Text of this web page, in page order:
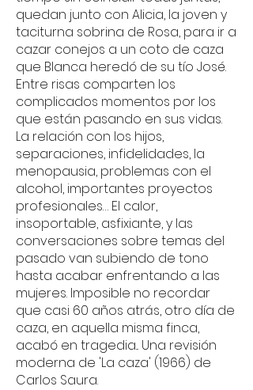
quedan junto con Alicia, la joven y
taciturna sobrina de Rosa, para ir a
cazar conejos a un coto de caza
que Blanca heredó de su tío José.
Entre risas comparten los
complicados momentos por los
que están pasando en sus vidas.
La relación con los hijos,
separaciones, infidelidades, la
menopausia, problemas con el
alcohol, importantes proyectos
profesionales… El calor,
insoportable, asfixiante, y las
conversaciones sobre temas del
pasado van subiendo de tono
hasta acabar enfrentando a las
mujeres. Imposible no recordar
que casi 60 años atrás, otro día de
caza, en aquella misma finca,
acabó en tragedia... Una revisión
moderna de 'La caza' (1966) de
Carlos Saura.